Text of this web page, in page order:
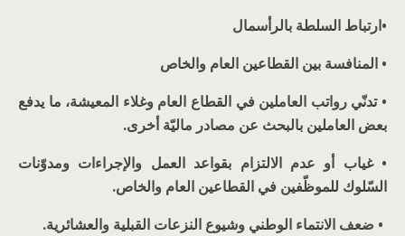
•ارتباط السلطة بالرأسمال
• المنافسة بين القطاعين العام والخاص
• تدنّي رواتب العاملين في القطاع العام وغلاء المعيشة، ما يدفع
بعض العاملين بالبحث عن مصادر ماليّة أخرى.
• غياب أو عدم الالتزام بقواعد العمل والإجراءات ومدوّنات
السّلوك للموظّفين في القطاعين العام والخاص.
• ضعف الانتماء الوطني وشيوع النزعات القبلية والعشائرية.